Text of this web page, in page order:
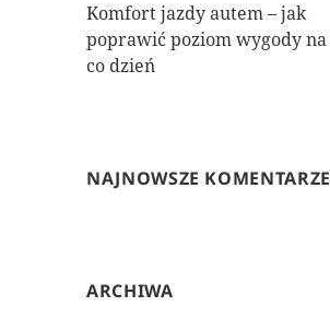
Komfort jazdy autem – jak
poprawić poziom wygody na
co dzień
NAJNOWSZE KOMENTARZE
ARCHIWA